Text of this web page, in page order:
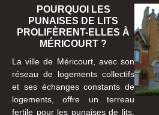
POURQUOI LES
PUNAISES DE LITS
PROLIFÈRENT-ELLES À
MÉRICOURT ?
La ville de Méricourt, avec son
réseau de logements collectifs
et ses échanges constants de
logements, offre un terreau
fertile pour les punaises de lits.